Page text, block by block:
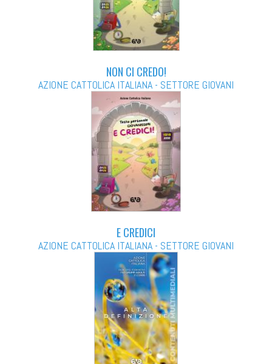
NON CI CREDO!
AZIONE CATTOLICA ITALIANA - SETTORE GIOVANI
E CREDICI
AZIONE CATTOLICA ITALIANA - SETTORE GIOVANI